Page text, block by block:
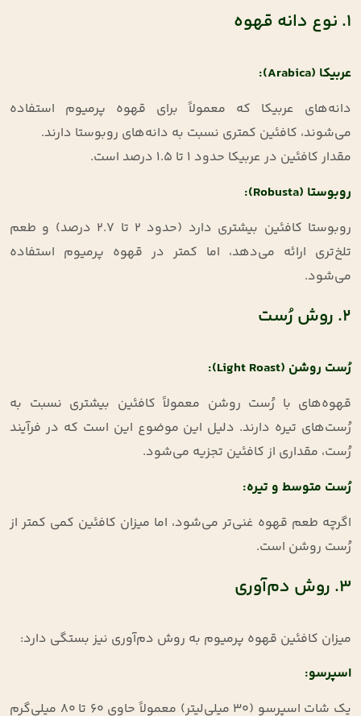
۱. نوع دانه قهوه
عربیکا (Arabica):
دانه‌های عربیکا که معمولاً برای قهوه پرمیوم استفاده
می‌شوند، کافئین کمتری نسبت به دانه‌های روبوستا دارند.
مقدار کافئین در عربیکا حدود ۱ تا ۱.۵ درصد است
.
روبوستا (Robusta):
روبوستا کافئین بیشتری دارد (حدود ۲ تا ۲.۷ درصد) و طعم
تلخ‌تری ارائه می‌دهد، اما کمتر در قهوه پرمیوم استفاده
می‌شود.
۲. روش رُست
رُست روشن (Light Roast):
قهوه‌های با رُست روشن معمولاً کافئین بیشتری نسبت به
رُست‌های تیره دارند. دلیل این موضوع این است که در فرآیند
رُست، مقداری از کافئین تجزیه می‌شود.
رُست متوسط و تیره:
اگرچه طعم قهوه غنی‌تر می‌شود، اما میزان کافئین کمی کمتر از
رُست روشن است.
۳. روش دم‌آوری
میزان کافئین قهوه پرمیوم به روش دم‌آوری نیز بستگی دارد:
اسپرسو:
یک شات اسپرسو (۳۰ میلی‌لیتر) معمولاً حاوی ۶۰ تا ۸۰ میلی‌گرم